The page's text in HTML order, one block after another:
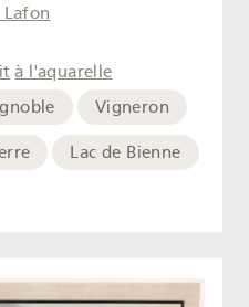
Lafon
à l'aquarelle
Vigneron
Lac de Bienne